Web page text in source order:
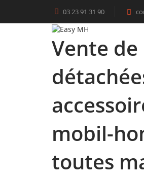
03 23 91 31 90 
Vente de
mobil-
toutes